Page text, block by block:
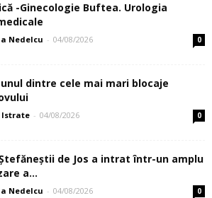
-Ginecologie Buftea. Urologia
Nedelcu - 04/08/2026 0
dintre cele mai mari blocaje
Istrate - 04/08/2026 0
de Jos a intrat într-un amplu
a...
Nedelcu - 04/08/2026 0